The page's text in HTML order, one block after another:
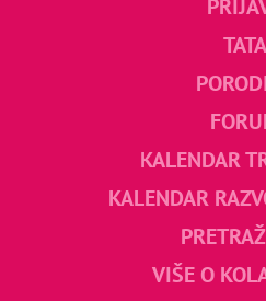
TATA
KALENDAR
KALENDAR
VIŠE O